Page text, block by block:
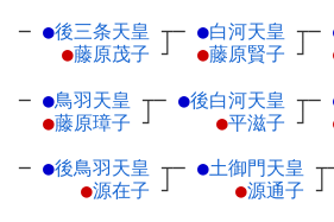
─ ●後三条天皇 ┬
●藤原茂子 ┘
─ ●白河天皇 ┬
●藤原賢子 ┘
─
─ ●鳥羽天皇 ┬
●藤原璋子 ┘
─ ●後白河天皇 ┬
●平滋子 ┘
─
─ ●後鳥羽天皇 ┬
●源在子 ┘
─ ●土御門天皇 ┬
●源通子 ┘